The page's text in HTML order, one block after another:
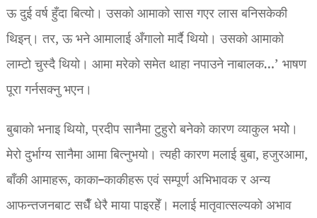
ऊ दुई वर्ष हुँदा बित्यो। उसको आमाको सास गएर लास बनिसकेकी
थिइन्। तर, ऊ भने आमालाई अँगालो मार्दै थियो। उसको आमाको
लाम्टो चुस्दै थियो। आमा मरेको समेत थाहा नपाउने नाबालक…’ भाषण
पूरा गर्नसक्नु भएन।
बुबाको भनाइ थियो, प्रदीप सानैमा टुहुरो बनेको कारण व्याकुल भयोे।
मेरो दुर्भाग्य सानैमा आमा बित्नुभयो। त्यही कारण मलाई बुबा, हजुरआमा,
बाँकी आमाहरू, काका–काकीहरू एवं सम्पूर्ण अभिभावक र अन्य
आफन्तजनबाट सधैँ धेरै माया पाइरहेँ। मलाई मातृवात्सल्यको अभाव